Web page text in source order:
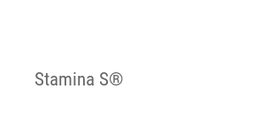
Stamina S®